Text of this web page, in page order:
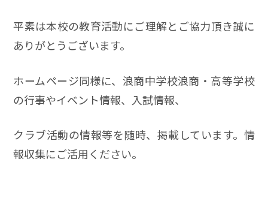
平素は本校の教育活動にご理解とご協力頂き誠に
ありがとうございます。
ホームページ同様に、浪商中学校浪商・高等学校
の行事やイベント情報、入試情報、
クラブ活動の情報等を随時、掲載しています。情
報収集にご活用ください。